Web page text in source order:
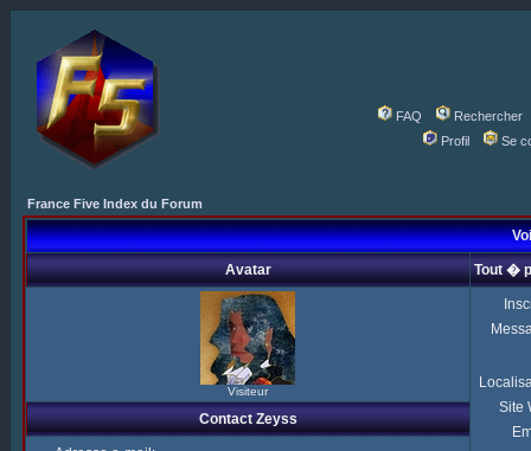
FAQ
Rechercher
Profil
Se
France Five Index du Forum
Avatar Tout �
Visiteur
Site
Contact Zeyss